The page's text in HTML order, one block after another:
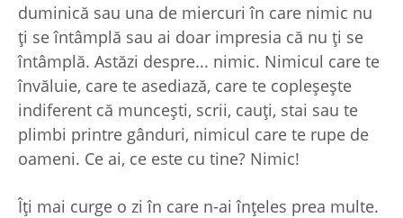
duminică sau una de miercuri în care nimic nu
ți se întâmplă sau ai doar impresia că nu ți se
întâmplă. Astăzi despre... nimic. Nimicul care te
învăluie, care te asediază, care te copleșește
indiferent că muncești, scrii, cauți, stai sau te
plimbi printre gânduri, nimicul care te rupe de
oameni. Ce ai, ce este cu tine? Nimic!
Îți mai curge o zi în care n-ai înțeles prea multe.